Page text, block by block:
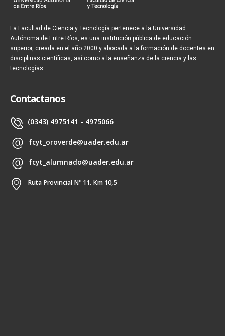
La Facultad de Ciencia y Tecnología pertenece a la Universidad
Autónoma de Entre Ríos, es una institución pública de educación
superior, creada en el año 2000 y abocada a la formación de docentes en
disciplinas científicas, así como a la enseñanza de la ciencia y las
tecnologías.
Contactanos
(0343) 4975141 - 4975066
fcyt_oroverde@uader.edu.ar
fcyt_alumnado@uader.edu.ar
Ruta Provincial Nº 11. Km 10,5